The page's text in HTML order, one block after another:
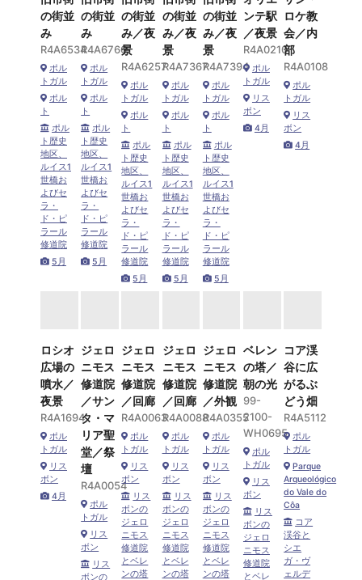
の街並
み
R4A6534
ポル
トガル
ポル
ト
ポル
ト歴史
地区、
ルイス1
世橋お
よびセ
ラ・
ド・ピ
ラール
修道院
5月
の街並
み
R4A6766
ポル
トガル
ポル
ト
ポル
ト歴史
地区、
ルイス1
世橋お
よびセ
ラ・
ド・ピ
ラール
修道院
5月
の街並
み／夜
景
R4A6257
ポル
トガル
ポル
ト
ポル
ト歴史
地区、
ルイス1
世橋お
よびセ
ラ・
ド・ピ
ラール
修道院
5月
の街並
み／夜
景
R4A7367
ポル
トガル
ポル
ト
ポル
ト歴史
地区、
ルイス1
世橋お
よびセ
ラ・
ド・ピ
ラール
修道院
5月
の街並
み／夜
景
R4A7394
ポル
トガル
ポル
ト
ポル
ト歴史
地区、
ルイス1
世橋お
よびセ
ラ・
ド・ピ
ラール
修道院
5月
ンテ駅
／夜景
R4A0210
ポル
トガル
リス
ボン
4月
ロケ教
会／内
部
R4A0108
ポル
トガル
リス
ボン
4月
ロシオ
広場の
噴水／
夜景
R4A1694
ポル
トガル
リス
ボン
4月
ジェロ
ニモス
修道院
／サン
タ・マ
リア聖
堂／祭
壇
R4A0054
ポル
トガル
リス
ボン
リス
ボンの
ジェロ
ニモス
修道院
／回廊
R4A0063
ポル
トガル
リス
ボン
リス
ボンの
ジェロ
ニモス
修道院
とベレ
ンの塔
ジェロ
ニモス
修道院
／回廊
R4A0088
ポル
トガル
リス
ボン
リス
ボンの
ジェロ
ニモス
修道院
とベレ
ンの塔
ジェロ
ニモス
修道院
／外観
R4A0355
ポル
トガル
リス
ボン
リス
ボンの
ジェロ
ニモス
修道院
とベレ
ンの塔
ベレン
の塔／
朝の光
99-
2100-
WH0695
ポル
トガル
リス
ボン
リス
ボンの
ジェロ
ニモス
修道院
とベレ
コア渓
谷に広
がるぶ
どう畑
R4A5112
ポル
トガル
Parque
Arqueológico
do Vale do
Côa
コア
渓谷と
シエ
ガ・ヴ
ェルデ